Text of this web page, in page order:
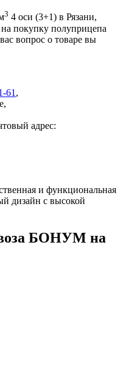
3 4 оси (3+1) в Рязани,
покупку полуприцепа
вопрос о товаре вы
61 ,
адрес:
и функциональная
дизайн с высокой
БОНУМ на